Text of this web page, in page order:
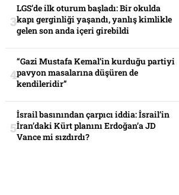
LGS’de ilk oturum başladı: Bir okulda
kapı gerginliği yaşandı, yanlış kimlikle
gelen son anda içeri girebildi
“Gazi Mustafa Kemal’in kurduğu partiyi
pavyon masalarına düşüren de
kendileridir”
İsrail basınından çarpıcı iddia: İsrail’in
İran’daki Kürt planını Erdoğan’a JD
Vance mi sızdırdı?